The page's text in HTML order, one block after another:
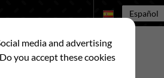
Idioma:
media and advertising
you accept these cookies